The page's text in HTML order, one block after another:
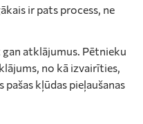
ir pats process, ne
atklājumus. Pētnieku
no kā izvairīties,
kļūdas pieļaušanas